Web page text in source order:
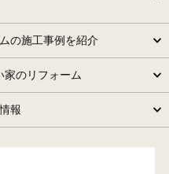
の施工事例を紹介
家のリフォーム
報